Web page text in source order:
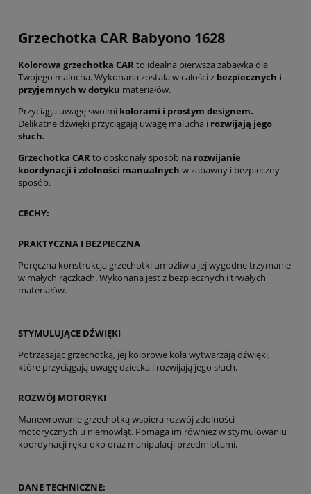
Grzechotka CAR Babyono 1628
Kolorowa grzechotka CARto idealna pierwsza zabawka dla
Twojego malucha. Wykonana została w całości z bezpiecznych i
przyjemnych w dotyku materiałów.
Przyciąga uwagę swoimi kolorami i prostym designem.
Delikatne dźwięki przyciągają uwagę malucha i rozwijają jego
słuch.
Grzechotka CARto doskonały sposób na rozwijanie
koordynacji i zdolności manualnych w zabawny i bezpieczny
sposób.
CECHY:
PRAKTYCZNA I BEZPIECZNA
Poręczna konstrukcja grzechotki umożliwia jej wygodne trzymanie
w małych rączkach. Wykonana jest z bezpiecznych i trwałych
materiałów.
STYMULUJĄCE DŹWIĘKI
Potrząsając grzechotką, jej kolorowe koła wytwarzają dźwięki,
które przyciągają uwagę dziecka i rozwijają jego słuch.
ROZWÓJ MOTORYKI
Manewrowanie grzechotką wspiera rozwój zdolności
motorycznych u niemowląt. Pomaga im również w stymulowaniu
koordynacji ręka-oko oraz manipulacji przedmiotami.
DANE TECHNICZNE: